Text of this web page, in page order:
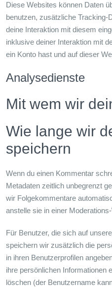
Diese Websites können Daten
benutzen, zusätzliche Tracking-
deine Interaktion mit diesem
inklusive deiner Interaktion mit
ein Konto hast und auf dieser
Analysedienste
Mit wem wir
Wie lange wir
speichern
Wenn du einen Kommentar
Metadaten zeitlich unbegrenzt
wir Folgekommentare
anstelle sie in einer
Für Benutzer, die sich auf
speichern wir zusätzlich die
in ihren Benutzerprofilen
ihre persönlichen Informationen
löschen (der Benutzername